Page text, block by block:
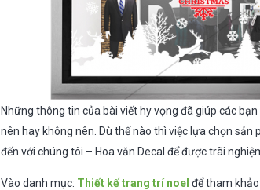
Những thông tin của bài viết hy vọng đã giúp các
nên hay không nên. Dù thế nào thì việc lựa chọn
đến với chúng tôi – Hoa văn Decal để được trãi
Vào danh mục: Thiết kế trang trí noel để tham